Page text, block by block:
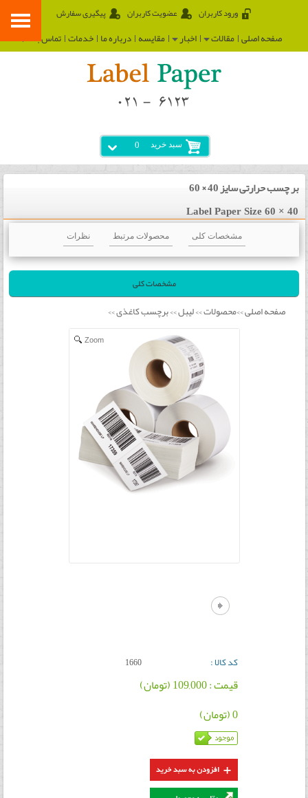
ورود کاربران عضویت کاربران پیگیری سفارش
صفحه اصلی مقالات اخبار مقایسه درباره ما خدمات تماس با ما
سبد خرید 0
بر چسب حرارتی سایز 40 × 60
Label Paper Size 60 × 40
مشخصات کلی محصولات مرتبط نظرات
مشخصات کلی
صفحه اصلی>>محصولات>>لیبل>>برچسب کاغذی>>
Zoom
کد کالا : 1660
قیمت : 109,000 (تومان)
0 (تومان)